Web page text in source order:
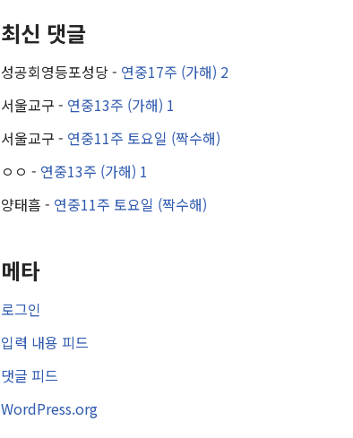
최신 댓글
성공회영등포성당- 연중17주 (가해) 2
서울교구 - 연중13주 (가해) 1
서울교구 - 연중11주 토요일 (짝수해)
ㅇㅇ - 연중13주 (가해) 1
양태흠 - 연중11주 토요일 (짝수해)
메타
로그인
입력 내용 피드
댓글 피드
WordPress.org